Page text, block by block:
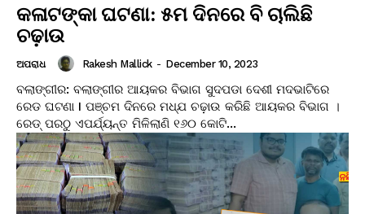
କଳାଟଙ୍କା ଘଟଣା: ୫ମ ଦିନରେ ବି ଚାଲିଛି
ଚଢ଼ାଉ
ଅପରାଧ Rakesh Mallick - December 10, 2023
ବଲାଙ୍ଗୀର: ବଲାଙ୍ଗୀର ଆୟକର ବିଭାଗ ସୁଦପଡା ଦେଶୀ ମଦଭାଟିରେ
ରେଡ ଘଟଣା I ପଞ୍ଚମ ଦିନରେ ମଧ୍ଯ ଚଢ଼ାଉ କରିଛି ଆୟକର ବିଭାଗ ।
ରେଡ୍ ପରଠୁ ଏପର୍ଯ୍ୟନ୍ତ ମିଳିଲାଣି ୧୬୦ କୋଟି...